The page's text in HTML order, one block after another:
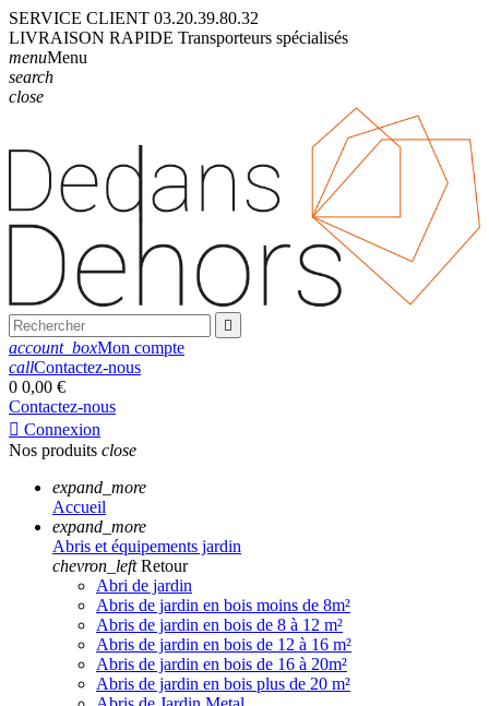
SERVICE CLIENT 03.20.39.80.32
LIVRAISON RAPIDE Transporteurs spécialisés
menuMenu
search
close

account_boxMon compte
callContactez-nous
0 0,00 €
Contactez-nous
 Connexion
Nos produits close
expand_more
Accueil
expand_more
Abris et équipements jardin
chevron_left Retour
Abri de jardin
Abris de jardin en bois moins de 8m²
Abris de jardin en bois de 8 à 12 m²
Abris de jardin en bois de 12 à 16 m²
Abris de jardin en bois de 16 à 20m²
Abris de jardin en bois plus de 20 m²